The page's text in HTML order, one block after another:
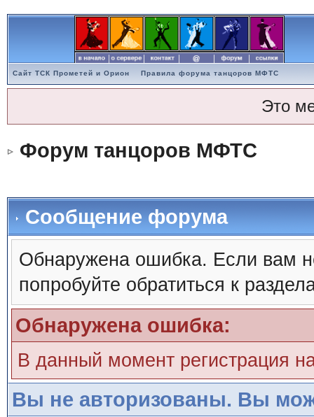
Сайт ТСК Прометей и Орион Правила форума танцоров МФТС
Это
Форум танцоров МФТС
Сообщение форума
Обнаружена ошибка. Если вам
попробуйте обратиться к
Обнаружена ошибка:
В данный момент регистрация
Вы не авторизованы. Вы